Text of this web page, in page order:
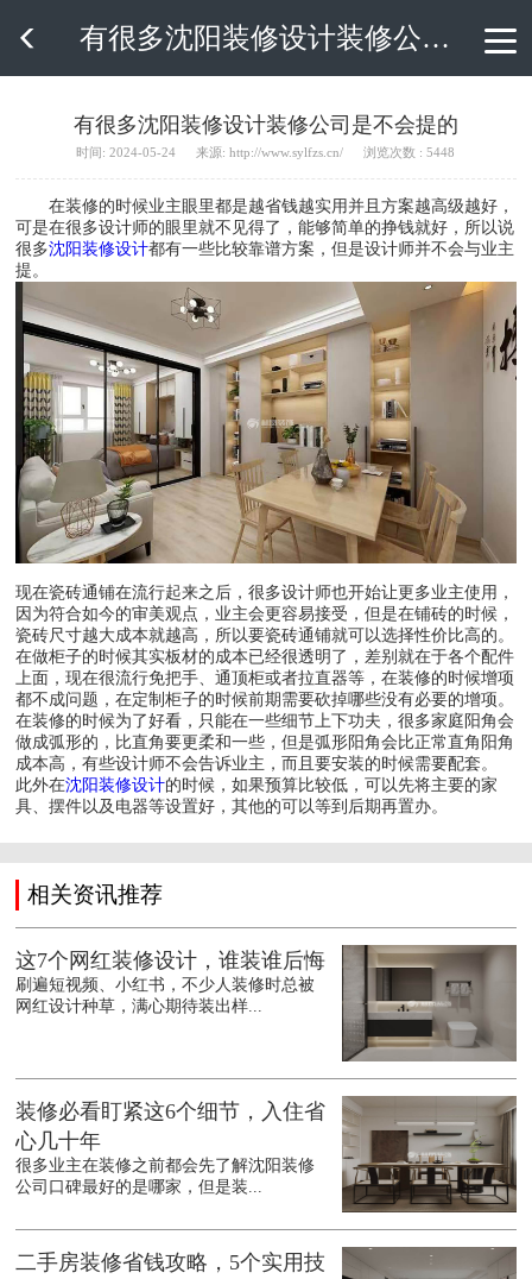
 有很多沈阳装修设计装修公司是不会提的
有很多沈阳装修设计装修公司是不会提的
时间: 2024-05-24 来源: http://www.sylfzs.cn/ 浏览次数 : 5448
在装修的时候业主眼里都是越省钱越实用并且方案越高级越好，
可是在很多设计师的眼里就不见得了，能够简单的挣钱就好，所以说
很多沈阳装修设计都有一些比较靠谱方案，但是设计师并不会与业主
提。
现在瓷砖通铺在流行起来之后，很多设计师也开始让更多业主使用，
因为符合如今的审美观点，业主会更容易接受，但是在铺砖的时候，
瓷砖尺寸越大成本就越高，所以要瓷砖通铺就可以选择性价比高的。
在做柜子的时候其实板材的成本已经很透明了，差别就在于各个配件
上面，现在很流行免把手、通顶柜或者拉直器等，在装修的时候增项
都不成问题，在定制柜子的时候前期需要砍掉哪些没有必要的增项。
在装修的时候为了好看，只能在一些细节上下功夫，很多家庭阳角会
做成弧形的，比直角要更柔和一些，但是弧形阳角会比正常直角阳角
成本高，有些设计师不会告诉业主，而且要安装的时候需要配套。
此外在沈阳装修设计的时候，如果预算比较低，可以先将主要的家
具、摆件以及电器等设置好，其他的可以等到后期再置办。
相关资讯推荐
这7个网红装修设计，谁装谁后悔
刷遍短视频、小红书，不少人装修时总被
网红设计种草，满心期待装出样...
装修必看盯紧这6个细节，入住省
心几十年
很多业主在装修之前都会先了解沈阳装修
公司口碑最好的是哪家，但是装...
二手房装修省钱攻略，5个实用技